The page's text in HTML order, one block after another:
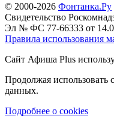
© 2000-2026 Фонтанка.Ру
Свидетельство
Эл № ФС 77-66333 от
Правила использования
Сайт Афиша Plus
Продолжая использовать
данных.
Подробнее о cookies